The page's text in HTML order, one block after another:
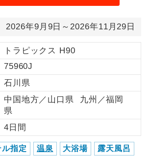
2026年9月9日～2026年11月29日
トラピックス H90
75960J
石川県
中国地方／山口県 九州／福岡
県
4日間
ル指定 温泉 大浴場 露天風呂
す。
女性限定でご参加いただけるコースで
す。
ご参加にあたり年齢に制限があるコース
です。
画にとても便利です。
ご紹介するホテルを指定したコースで
す。